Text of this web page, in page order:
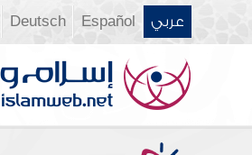
عربي Español
Deutsch